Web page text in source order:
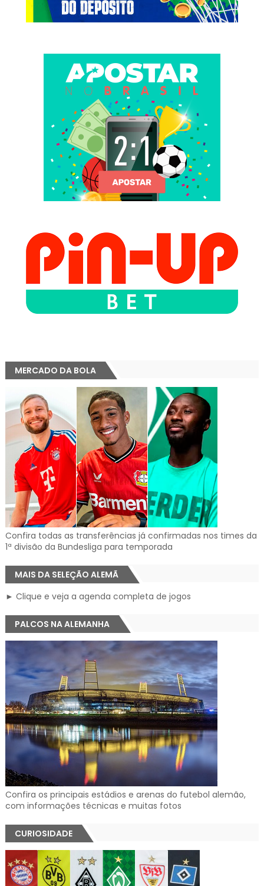
MERCADO DA BOLA
Confira todas as transferências já confirmadas nos times da
1ª divisão da Bundesliga para temporada
MAIS DA SELEÇÃO ALEMÃ
► Clique e veja a agenda completa de jogos
PALCOS NA ALEMANHA
Confira os principais estádios e arenas do futebol alemão,
com informações técnicas e muitas fotos
CURIOSIDADE